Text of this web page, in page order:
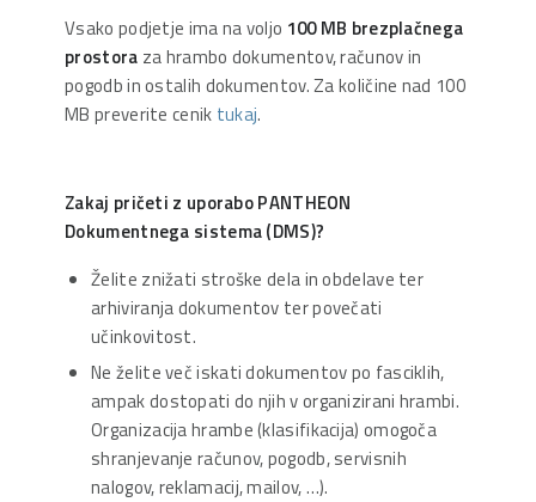
Vsako podjetje ima na voljo 100 MB brezplačnega
prostora za hrambo dokumentov, računov in
pogodb in ostalih dokumentov. Za količine nad 100
MB preverite cenik tukaj.
Zakaj pričeti z uporabo PANTHEON
Dokumentnega sistema (DMS)?
Želite znižati stroške dela in obdelave ter
arhiviranja dokumentov ter povečati
učinkovitost.
Ne želite več iskati dokumentov po fasciklih,
ampak dostopati do njih v organizirani hrambi.
Organizacija hrambe (klasifikacija) omogoča
shranjevanje računov, pogodb, servisnih
nalogov, reklamacij, mailov, …).